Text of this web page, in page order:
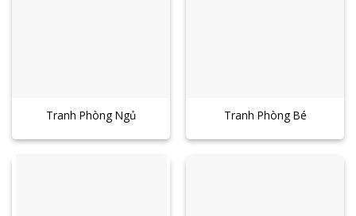
Tranh Phòng Ngủ Tranh Phòng Bé